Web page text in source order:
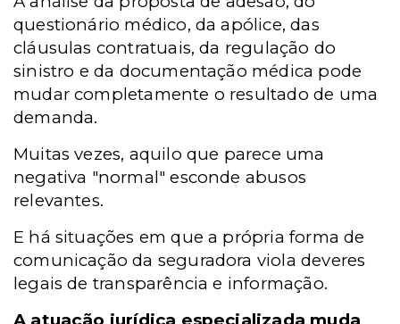
questionário médico, da apólice, das
cláusulas contratuais, da regulação do
sinistro e da documentação médica pode
mudar completamente o resultado de uma
demanda.
Muitas vezes, aquilo que parece uma
negativa "normal" esconde abusos
relevantes.
E há situações em que a própria forma de
comunicação da seguradora viola deveres
legais de transparência e informação.